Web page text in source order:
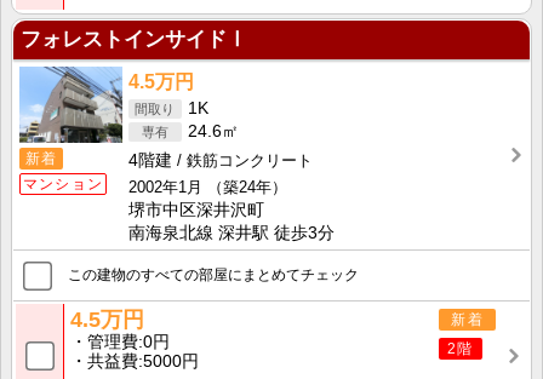
フォレストインサイドⅠ
新着
マンション
4.5万円
1K
24.6㎡
4階建
鉄筋コンクリート
2002年1月
（築24年）
堺市中区深井沢町
南海泉北線 深井駅 徒歩3分
この建物のすべての部屋にまとめてチェック
新着
2階
4.5万円
管理費 0円
共益費 5000円